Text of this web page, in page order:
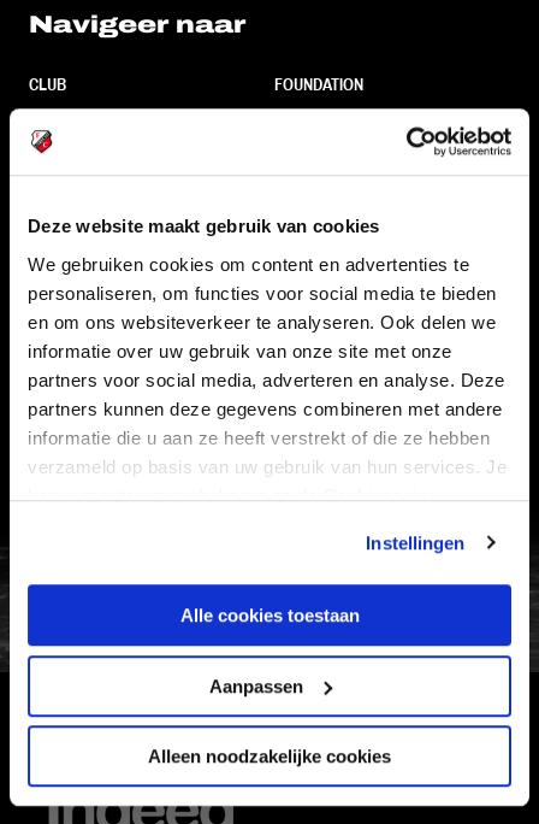
Deze website maakt gebruik van cookies
We gebruiken cookies om content en advertenties te
personaliseren, om functies voor social media te bieden
en om ons websiteverkeer te analyseren. Ook delen we
informatie over uw gebruik van onze site met onze
partners voor social media, adverteren en analyse. Deze
partners kunnen deze gegevens combineren met andere
informatie die u aan ze heeft verstrekt of die ze hebben
verzameld op basis van uw gebruik van hun services. Je
kan je toestemming beheren op de Cookiepagina.
Instellingen
Alle cookies toestaan
Aanpassen
Alleen noodzakelijke cookies
Navigeer naar
CLUB
STADION
FOUNDATION
Informatie
VEELGESTELDE VRAGEN
CONTACT
WERKEN BIJ
VERTROUWENSPERSOON
FC Utrecht<br>vanuit<br>het